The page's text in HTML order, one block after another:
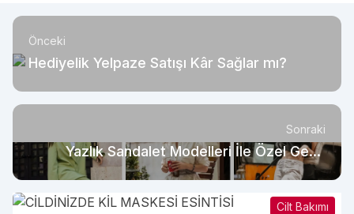
Önceki
Hediyelik Yelpaze Satışı Kâr Sağlar mı?
Sonraki
Yazlık Sandalet Modelleri İle Özel Gece
Kombinleri
Cilt Bakımı